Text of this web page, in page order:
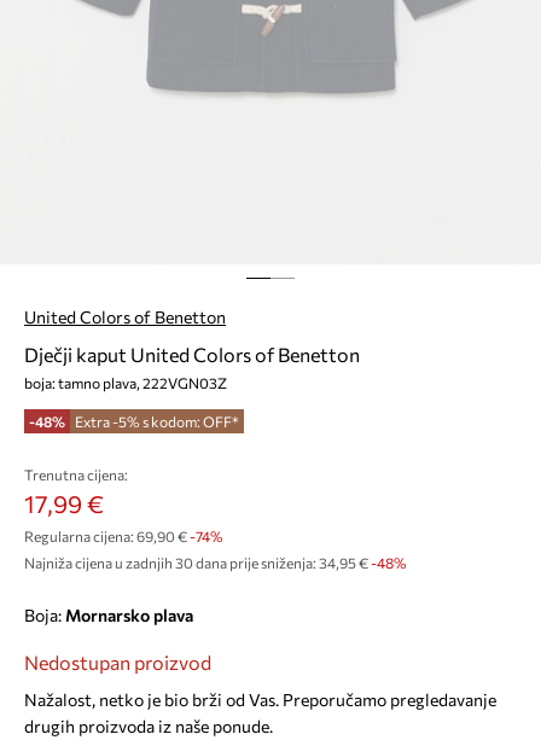
United Colors of Benetton
Dječji kaput United Colors of Benetton
boja: tamno plava, 222VGN03Z
-48% Extra -5% s kodom: OFF*
Trenutna cijena:
17,99 €
Regularna cijena: 69,90 €-74%
Najniža cijena u zadnjih 30 dana prije sniženja: 34,95 € -48%
Boja: mornarsko plava
Nedostupan proizvod
Nažalost, netko je bio brži od Vas. Preporučamo pregledavanje
drugih proizvoda iz naše ponude.